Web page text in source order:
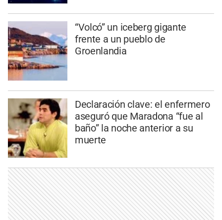
“Volcó” un iceberg gigante
frente a un pueblo de
Groenlandia
Declaración clave: el enfermero
aseguró que Maradona “fue al
baño” la noche anterior a su
muerte